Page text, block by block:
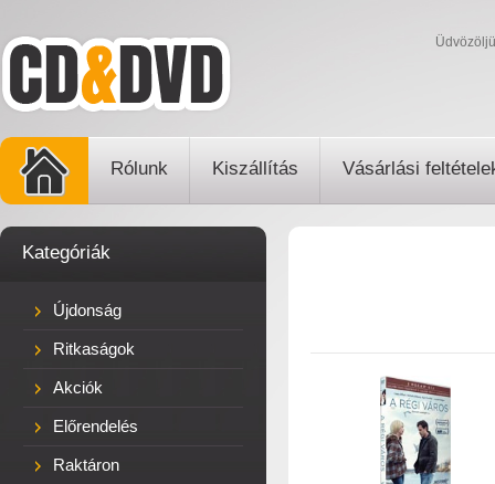
Rólunk Kiszállítás Vásárlási
Kategóriák
Újdonság
Ritkaságok
Akciók
Előrendelés
Raktáron